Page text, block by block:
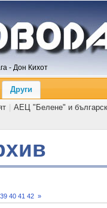
- Дон Кихот
Други
АЕЦ "Белене" и
39 40 41 42 »